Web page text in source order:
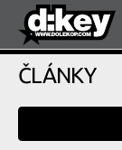
ČLÁNKY